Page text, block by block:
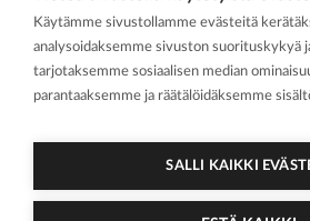
Ihmiset
På svenska
Kirjoitusohjeet
Käytämme sivustollamme evästeitä
analysoidaksemme sivuston suorituskykyä
tarjotaksemme sosiaalisen median
parantaaksemme ja räätälöidäksemme
SALLI KAIKKI